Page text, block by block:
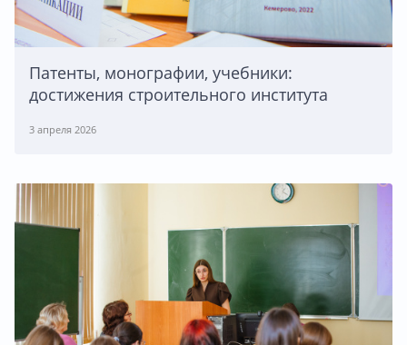
Патенты, монографии, учебники:
достижения строительного института
3 апреля 2026